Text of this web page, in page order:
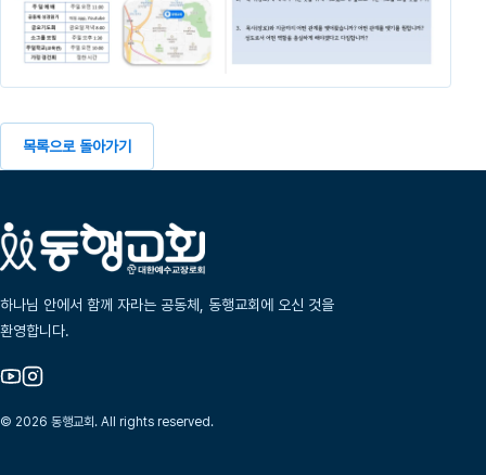
목록으로 돌아가기
하나님 안에서 함께 자라는 공동체, 동행교회에 오신 것을
환영합니다.
© 2026 동행교회. All rights reserved.